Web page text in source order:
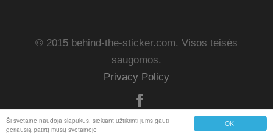
OK!
Ši svetainė naudoja slapukus, siekiant užtikrinti jums gauti
geriausią patirtį mūsų svetainėje
© 2015 behind-the-sticker.com. Visos teisės
saugomos.
Privacy Policy